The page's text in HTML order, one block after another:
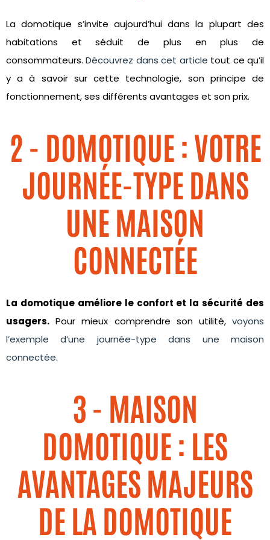
La domotique s’invite aujourd’hui dans la plupart des
habitations et séduit de plus en plus de
consommateurs.Découvrez dans cet article tout ce qu’il
y a à savoir sur cette technologie, son principe de
fonctionnement, ses différents avantages et son prix.
2 - DOMOTIQUE : VOTRE
JOURNÉE-TYPE DANS
UNE MAISON
CONNECTÉE
La domotique améliore le confort et la sécurité des
usagers. Pour mieux comprendre son utilité, voyons
l’exemple d’une journée-type dans une maison
connectée.
3 - MAISON
DOMOTIQUE : LES
AVANTAGES MAJEURS
DE LA DOMOTIQUE